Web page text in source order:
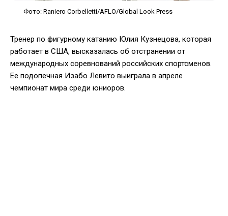
Фото: Raniero Corbelletti/AFLO/Global Look Press
Тренер по фигурному катанию Юлия Кузнецова, которая
работает в США, высказалась об отстранении от
международных соревнований российских спортсменов.
Ее подопечная Изабо Левито выиграла в апреле
чемпионат мира среди юниоров.